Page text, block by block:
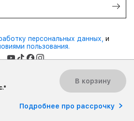
В корзину
Подробнее про рассрочку
персональных данных, и
пользования.
Все права защищены.